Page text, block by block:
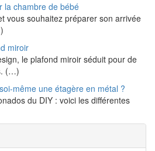
la chambre de bébé
vous souhaitez préparer son arrivée
miroir
le plafond miroir séduit pour de
(…)
même une étagère en métal ?
du DIY : voici les différentes